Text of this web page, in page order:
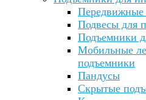
Передвижные
Подвесы для
Подъемники
Мобильные
подъемники
Пандусы
Скрытые